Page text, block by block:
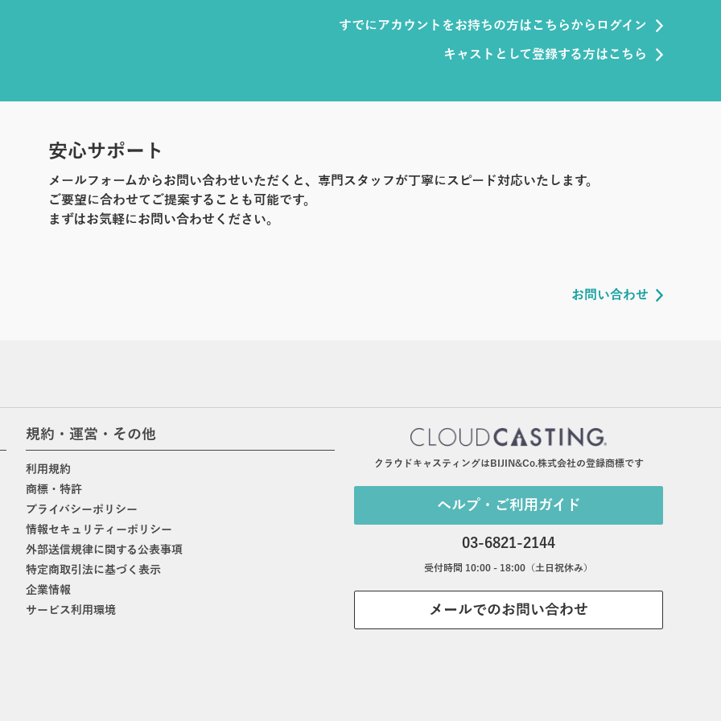
すでにアカウントをお持ちの方はこちらからログイン
キャストとして登録する方はこちら
安心サポート
メールフォームからお問い合わせいただくと、専門スタッフが丁寧にスピード対応いたします。
ご要望に合わせてご提案することも可能です。
まずはお気軽にお問い合わせください。
お問い合わせ
規約・運営・その他
利用規約
商標・特許
プライバシーポリシー
情報セキュリティーポリシー
外部送信規律に関する公表事項
特定商取引法に基づく表示
企業情報
サービス利用環境
クラウドキャスティングはBIJIN&Co.株式会社の登録商標です
ヘルプ・ご利用ガイド
03-6821-2144
受付時間 10:00 - 18:00（土日祝休み）
メールでのお問い合わせ